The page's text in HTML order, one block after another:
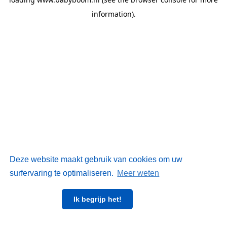
Deze website maakt gebruik van cookies om uw
surfervaring te optimaliseren. Meer weten
Ik begrijp het!
information).